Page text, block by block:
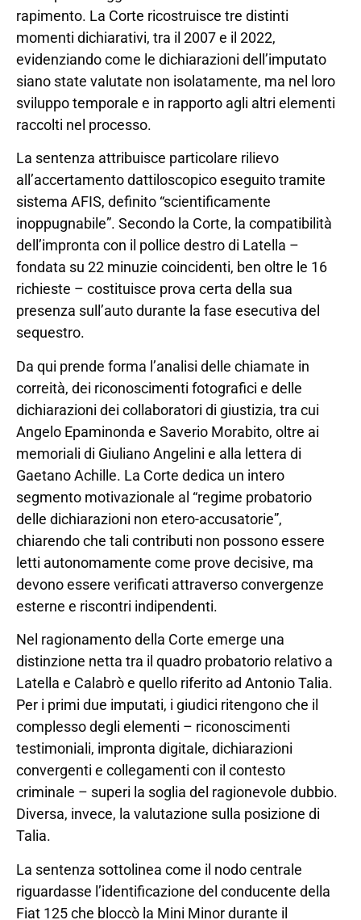
rapimento. La Corte ricostruisce tre distinti
momenti dichiarativi, tra il 2007 e il 2022,
evidenziando come le dichiarazioni dell’imputato
siano state valutate non isolatamente, ma nel loro
sviluppo temporale e in rapporto agli altri elementi
raccolti nel processo.
La sentenza attribuisce particolare rilievo
all’accertamento dattiloscopico eseguito tramite
sistema AFIS, definito “scientificamente
inoppugnabile”. Secondo la Corte, la compatibilità
dell’impronta con il pollice destro di Latella –
fondata su 22 minuzie coincidenti, ben oltre le 16
richieste – costituisce prova certa della sua
presenza sull’auto durante la fase esecutiva del
sequestro.
Da qui prende forma l’analisi delle chiamate in
correità, dei riconoscimenti fotografici e delle
dichiarazioni dei collaboratori di giustizia, tra cui
Angelo Epaminonda e Saverio Morabito, oltre ai
memoriali di Giuliano Angelini e alla lettera di
Gaetano Achille. La Corte dedica un intero
segmento motivazionale al “regime probatorio
delle dichiarazioni non etero-accusatorie”,
chiarendo che tali contributi non possono essere
letti autonomamente come prove decisive, ma
devono essere verificati attraverso convergenze
esterne e riscontri indipendenti.
Nel ragionamento della Corte emerge una
distinzione netta tra il quadro probatorio relativo a
Latella e Calabrò e quello riferito ad Antonio Talia.
Per i primi due imputati, i giudici ritengono che il
complesso degli elementi – riconoscimenti
testimoniali, impronta digitale, dichiarazioni
convergenti e collegamenti con il contesto
criminale – superi la soglia del ragionevole dubbio.
Diversa, invece, la valutazione sulla posizione di
Talia.
La sentenza sottolinea come il nodo centrale
riguardasse l’identificazione del conducente della
Fiat 125 che bloccò la Mini Minor durante il